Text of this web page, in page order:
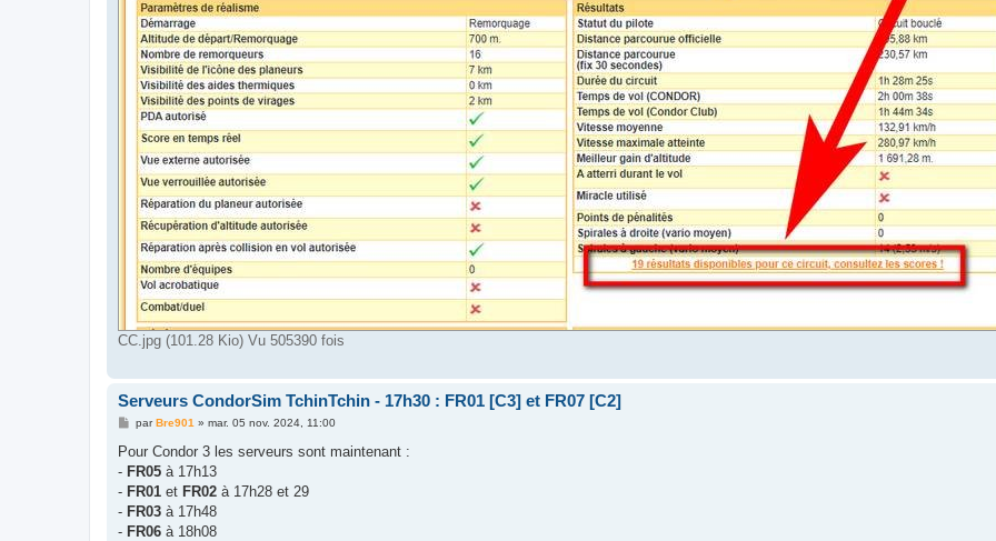
CC.jpg (101.28 Kio) Vu 505390 fois
Serveurs CondorSim TchinTchin - 17h30 : FR01 [C3] et FR07 [C2]
M
s
a
g
parBre901 » mar. 05 nov. 2024, 11:00
Pour Condor 3 les serveurs sont maintenant :
- FR05 à 17h13
- FR01 et FR02 à 17h28 et 29
- FR03 à 17h48
- FR06 à 18h08